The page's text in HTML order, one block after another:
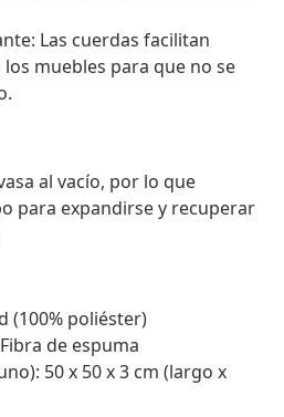
Las cuerdas facilitan
muebles para que no se
al vacío, por lo que
para expandirse y recuperar
(100% poliéster)
de espuma
50 x 50 x 3 cm (largo x